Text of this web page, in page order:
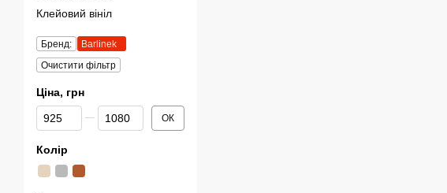
Клейовий вініл
Бренд:
Barlinek
Очистити фільтр
Ціна, грн
Від Ціна, грн
До Ціна, грн ОК
Колір